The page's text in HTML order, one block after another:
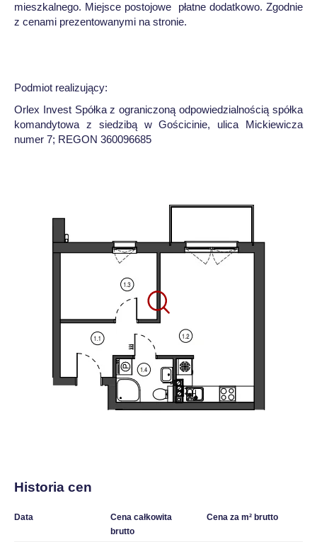
mieszkalnego. Miejsce postojowe płatne dodatkowo. Zgodnie
z cenami prezentowanymi na stronie.
Podmiot realizujący:
Orlex Invest Spółka z ograniczoną odpowiedzialnością spółka
komandytowa z siedzibą w Gościcinie, ulica Mickiewicza
numer 7; REGON 360096685
Historia cen
Data
Cena całkowita
brutto
Cena za m² brutto